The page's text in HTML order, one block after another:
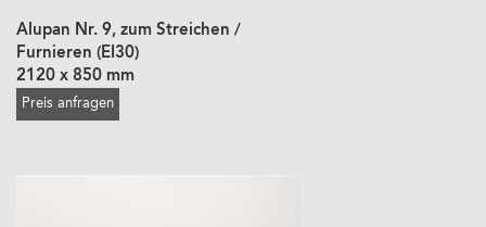
Alupan Nr. 9, zum Streichen /
Furnieren (EI30)
2120 x 850 mm
Preis anfragen